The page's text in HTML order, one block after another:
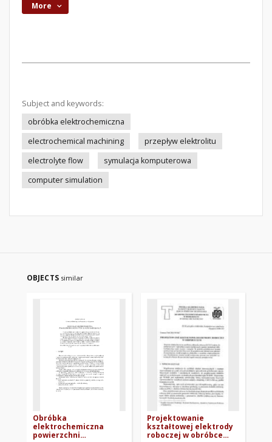
More
Subject and keywords:
obróbka elektrochemiczna
electrochemical machining
przepływ elektrolitu
electrolyte flow
symulacja komputerowa
computer simulation
OBJECTS similar
Obróbka
elektrochemiczna
powierzchni
Projektowanie
kształtowej elektrody
roboczej w obróbce